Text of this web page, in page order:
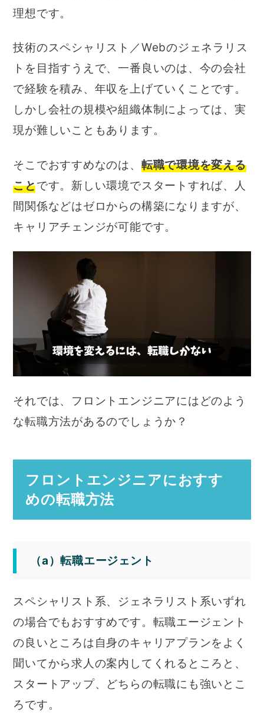
理想です。
技術のスペシャリスト／Webのジェネラリス
トを目指すうえで、一番良いのは、今の会社
で経験を積み、年収を上げていくことです。
しかし会社の規模や組織体制によっては、実
現が難しいこともあります。
そこでおすすめなのは、 転職で環境を変える
ことです。新しい環境でスタートすれば、人
間関係などはゼロからの構築になりますが、
キャリアチェンジが可能です。
それでは、フロントエンジニアにはどのよう
な転職方法があるのでしょうか？
フロントエンジニアにおすす
めの転職方法
（a）転職エージェント
スペシャリスト系、ジェネラリスト系いずれ
の場合でもおすすめです。転職エージェント
の良いところは自身のキャリアプランをよく
聞いてから求人の案内してくれるところと、
スタートアップ、どちらの転職にも強いとこ
ろです。